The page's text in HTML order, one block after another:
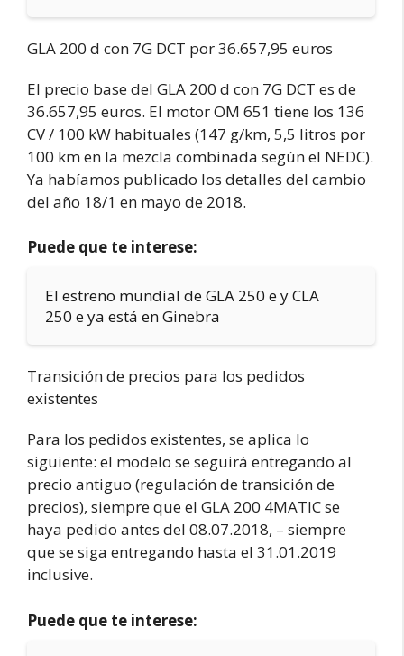
GLA 200 d con 7G DCT por 36.657,95 euros
El precio base del GLA 200 d con 7G DCT es de
36.657,95 euros. El motor OM 651 tiene los 136
CV / 100 kW habituales (147 g/km, 5,5 litros por
100 km en la mezcla combinada según el NEDC).
Ya habíamos publicado los detalles del cambio
del año 18/1 en mayo de 2018.
Puede que te interese:
El estreno mundial de GLA 250 e y CLA
250 e ya está en Ginebra
Transición de precios para los pedidos
existentes
Para los pedidos existentes, se aplica lo
siguiente: el modelo se seguirá entregando al
precio antiguo (regulación de transición de
precios), siempre que el GLA 200 4MATIC se
haya pedido antes del 08.07.2018, – siempre
que se siga entregando hasta el 31.01.2019
inclusive.
Puede que te interese: